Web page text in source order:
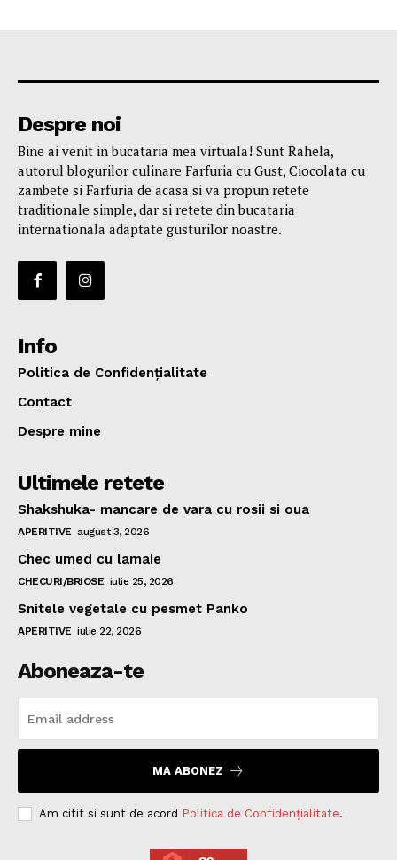
Despre noi
Bine ai venit in bucataria mea virtuala! Sunt Rahela,
autorul blogurilor culinare Farfuria cu Gust, Ciocolata cu
zambete si Farfuria de acasa si va propun retete
traditionale simple, dar si retete din bucataria
internationala adaptate gusturilor noastre.
Info
Politica de Confidențialitate
Contact
Despre mine
Ultimele retete
Shakshuka- mancare de vara cu rosii si oua
APERITIVE august 3, 2026
Chec umed cu lamaie
CHECURI/BRIOSE iulie 25, 2026
Snitele vegetale cu pesmet Panko
APERITIVE iulie 22, 2026
Aboneaza-te
MA ABONEZ
Am citit si sunt de acord Politica de Confidențialitate.